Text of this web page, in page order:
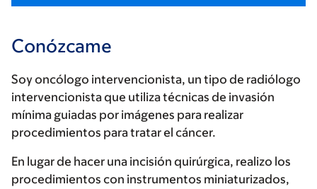
Conózcame
Soy oncólogo intervencionista, un tipo de radiólogo
intervencionista que utiliza técnicas de invasión
mínima guiadas por imágenes para realizar
procedimientos para tratar el cáncer.
En lugar de hacer una incisión quirúrgica, realizo los
procedimientos con instrumentos miniaturizados,